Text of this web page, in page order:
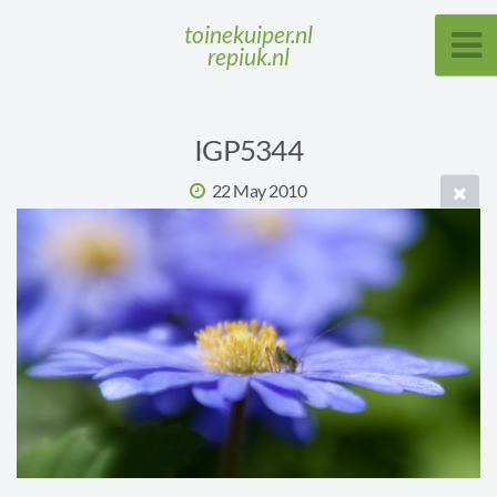
toinekuiper.nl
repiuk.nl
IGP5344
22 May 2010